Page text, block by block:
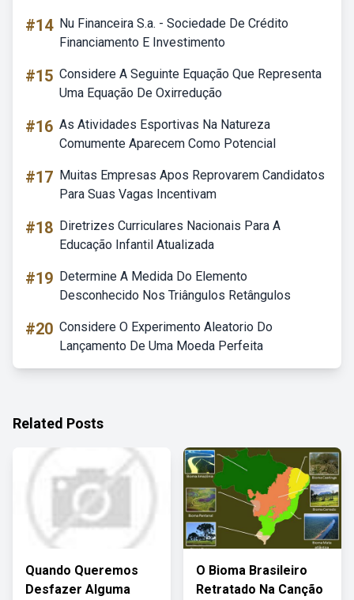
#14 Nu Financeira S.a. - Sociedade De Crédito
Financiamento E Investimento
#15 Considere A Seguinte Equação Que Representa
Uma Equação De Oxirredução
#16 As Atividades Esportivas Na Natureza
Comumente Aparecem Como Potencial
#17 Muitas Empresas Apos Reprovarem Candidatos
Para Suas Vagas Incentivam
#18 Diretrizes Curriculares Nacionais Para A
Educação Infantil Atualizada
#19 Determine A Medida Do Elemento
Desconhecido Nos Triângulos Retângulos
#20 Considere O Experimento Aleatorio Do
Lançamento De Uma Moeda Perfeita
Related Posts
Quando Queremos
Desfazer Alguma
O Bioma Brasileiro
Retratado Na Canção